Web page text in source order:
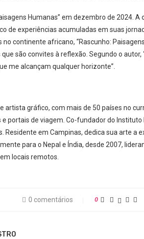
Humanas” em dezembro de 2024.
de experiências acumuladas em suas
continente africano, “Rascunho:
são convites à reflexão. Segundo o autor,
me alcançam qualquer horizonte”.
artista gráfico, com mais de 50 países no
portais de viagem. Co-fundador do
em Campinas, dedica sua arte a
para o Nepal e Índia, desde 2007,
locais remotos.
0 comentários 0